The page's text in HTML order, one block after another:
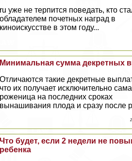
ru уже не терпится поведать, кто
обладателем почетных наград в
киноискусстве в этом году...
Минимальная сумма декретных
Отличаются такие декретные
что их получает исключительно сама
роженица на последних сроках
вынашивания плода и сразу после
Что будет, если 2 недели не
ребенка